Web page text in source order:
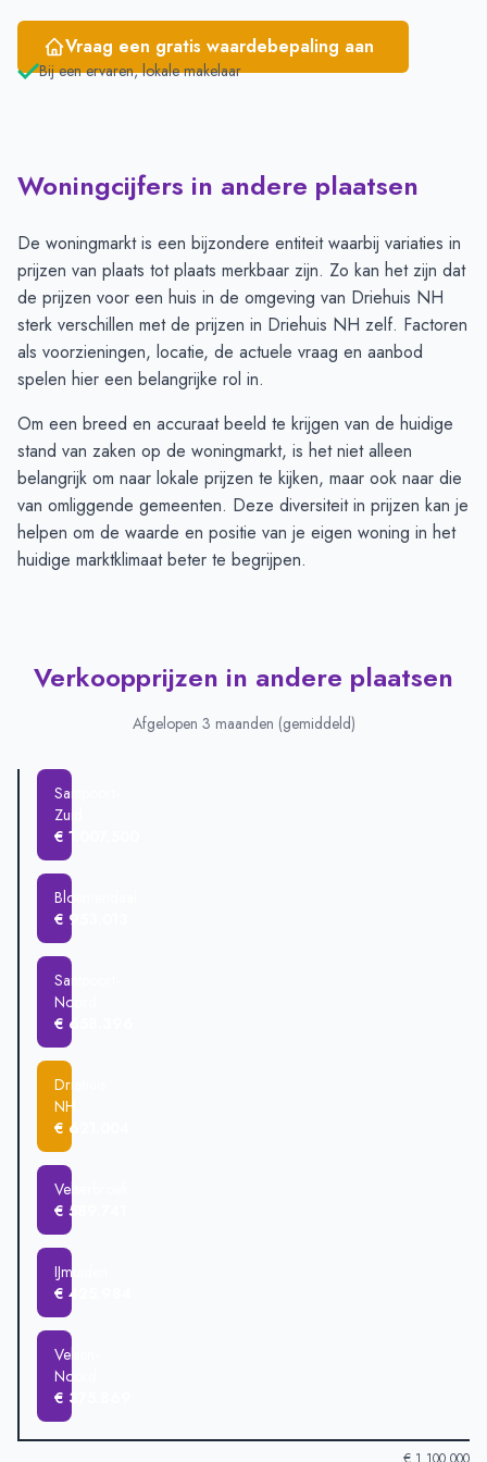
Vraag een gratis waardebepaling aan
Bij een ervaren, lokale makelaar
Woningcijfers in andere plaatsen
De woningmarkt is een bijzondere entiteit waarbij variaties in
prijzen van plaats tot plaats merkbaar zijn. Zo kan het zijn dat
de prijzen voor een huis in de omgeving van Driehuis NH
sterk verschillen met de prijzen in Driehuis NH zelf. Factoren
als voorzieningen, locatie, de actuele vraag en aanbod
spelen hier een belangrijke rol in.
Om een breed en accuraat beeld te krijgen van de huidige
stand van zaken op de woningmarkt, is het niet alleen
belangrijk om naar lokale prijzen te kijken, maar ook naar die
van omliggende gemeenten. Deze diversiteit in prijzen kan je
helpen om de waarde en positie van je eigen woning in het
huidige marktklimaat beter te begrijpen.
Verkoopprijzen in andere plaatsen
Afgelopen 3 maanden (gemiddeld)
Santpoort-
Zuid
€ 1.007.500
Bloemendaal
€ 953.013
Santpoort-
Noord
€ 658.396
Driehuis
NH
€ 621.004
Velserbroek
€ 589.741
IJmuiden
€ 425.984
Velsen-
Noord
€ 375.869